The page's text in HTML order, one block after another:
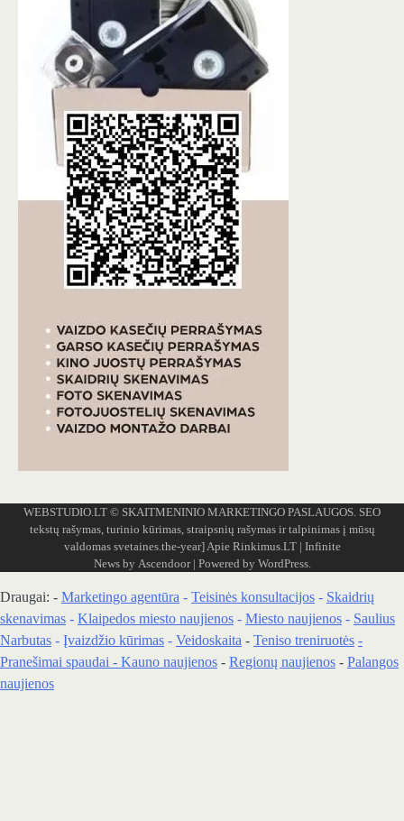
WEBSTUDIO.LT © SKAITMENINIO MARKETINGO PASLAUGOS. SEO
tekstų rašymas, turinio kūrimas, straipsnių rašymas ir talpinimas į mūsų
valdomas svetaines.the-year]Apie Rinkimus.LT| Infinite
News by Ascendoor| Powered by WordPress.
Draugai: - Marketingo agentūra - Teisinės konsultacijos - Skaidrių
skenavimas - Klaipedos miesto naujienos - Miesto naujienos - Saulius
Narbutas - Įvaizdžio kūrimas - Veidoskaita - Teniso treniruotės -
Pranešimai spaudai - Kauno naujienos - Regionų naujienos - Palangos
naujienos